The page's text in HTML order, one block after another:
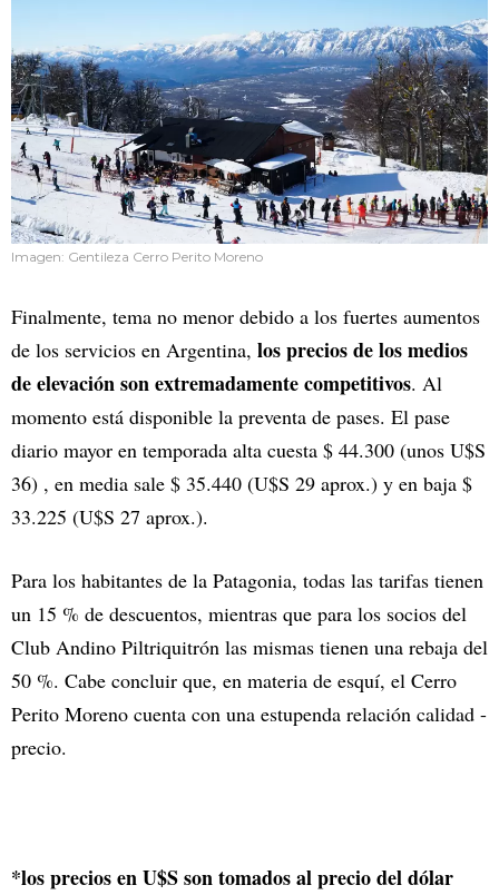
Imagen: Gentileza Cerro Perito Moreno
Finalmente, tema no menor debido a los fuertes aumentos
de los servicios en Argentina, los precios de los medios
de elevación son extremadamente competitivos. Al
momento está disponible la preventa de pases. El pase
diario mayor en temporada alta cuesta $ 44.300 (unos U$S
36) , en media sale $ 35.440 (U$S 29 aprox.) y en baja $
33.225 (U$S 27 aprox.).
Para los habitantes de la Patagonia, todas las tarifas tienen
un 15 % de descuentos, mientras que para los socios del
Club Andino Piltriquitrón las mismas tienen una rebaja del
50 %. Cabe concluir que, en materia de esquí, el Cerro
Perito Moreno cuenta con una estupenda relación calidad -
precio.
*los precios en U$S son tomados al precio del dólar